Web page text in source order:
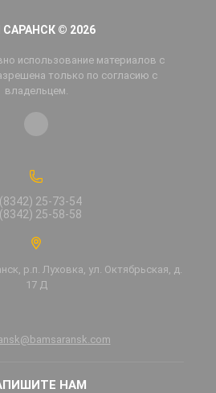
САРАНСК © 2026
использование материалов с
только по согласию с
владельцем.
25-73-54
25-58-58
р.п. Луховка, ул. Октябрьская, д.
17 Д
НАМ